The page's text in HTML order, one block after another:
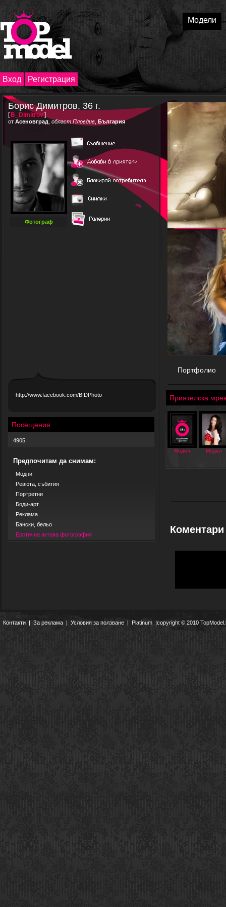
Модели
Вход Регистрация
Борис Димитров, 36 г.
[ B_Dimitrov]
от Асеновград област Пловдив България
Фотограф
http://www.facebook.com/BIDPhoto
Посещения
4905
Предпочитам да снимам:
Модни
Ревюта, събития
Портретни
Боди-арт
Реклама
Бански, бельо
Еротична актова фотография
Портфолио
Приятелска
Модел Модел
Коментари
Контакти|За реклама | Условия за ползване | Platinum |copyright © 2010